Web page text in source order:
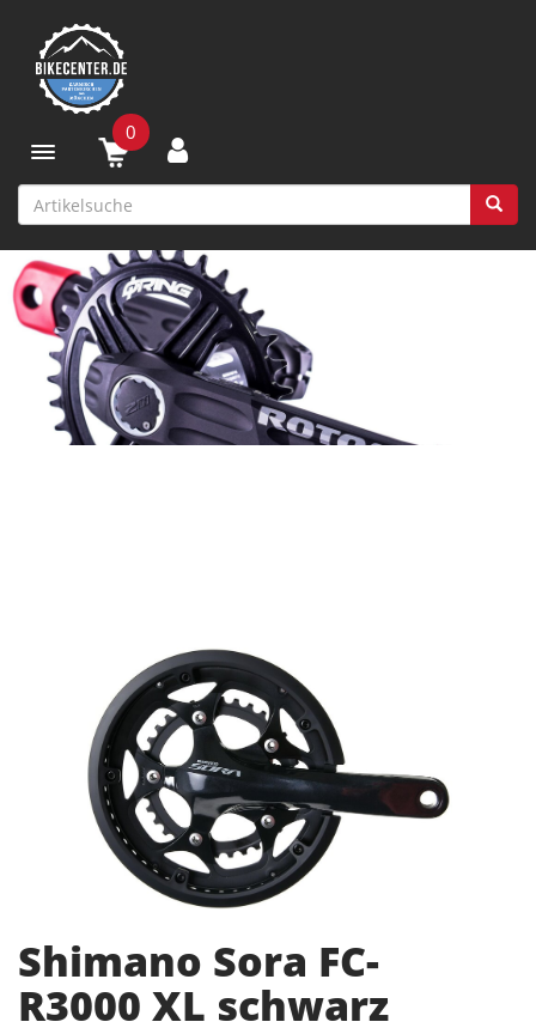
Toggle navigation
0
Shimano Sora FC-
R3000 XL schwarz